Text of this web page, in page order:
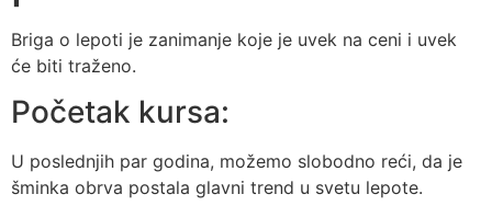
Briga o lepoti je zanimanje koje je uvek na ceni i uvek
će biti traženo.
Početak kursa:
U poslednjih par godina, možemo slobodno reći, da je
šminka obrva postala glavni trend u svetu lepote.